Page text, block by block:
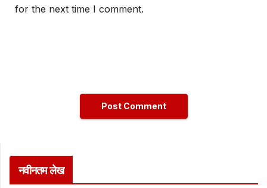
for the next time I comment.
नवीनतम लेख